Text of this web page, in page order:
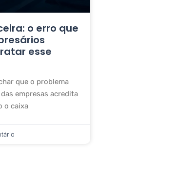
o erro que
esse
que o problema
empresas acredita
o caixa